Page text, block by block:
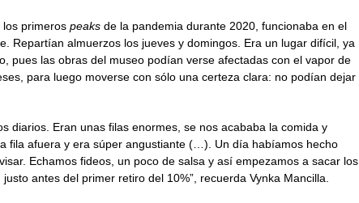
los primerospeaksde la pandemia durante 2020, funcionaba en el
Repartían almuerzos los jueves y domingos. Era un lugar difícil, ya
pues las obras del museo podían verse afectadas con el vapor de
para luego moverse con sólo una certeza clara: no podían dejar
diarios. Eran unas filas enormes, se nos acababa la comida y
fila afuera y era súper angustiante (…). Un día habíamos hecho
Echamos fideos, un poco de salsa y así empezamos a sacar los
antes del primer retiro del 10%”, recuerda Vynka Mancilla.